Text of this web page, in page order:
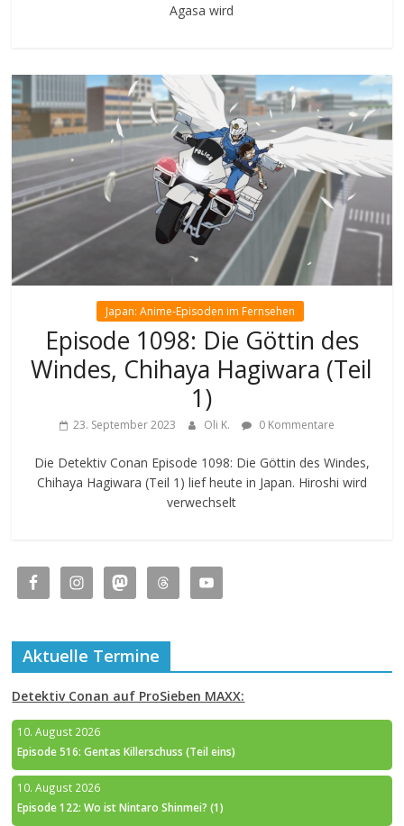
Agasa wird
Japan: Anime-Episoden im Fernsehen
Episode 1098: Die Göttin des
Windes, Chihaya Hagiwara (Teil
1)
23. September 2023 Oli K. 0 Kommentare
Die Detektiv Conan Episode 1098: Die Göttin des Windes,
Chihaya Hagiwara (Teil 1) lief heute in Japan. Hiroshi wird
verwechselt
Aktuelle Termine
Detektiv Conan auf ProSieben MAXX:
10. August 2026
Episode 516: Gentas Killerschuss (Teil eins)
10. August 2026
Episode 122: Wo ist Nintaro Shinmei? (1)